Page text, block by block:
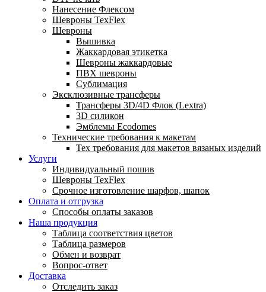
Нанесение Флексом
Шевроны TexFlex
Шевроны
Вышивка
Жаккардовая этикетка
Шевроны жаккардовые
ПВХ шевроны
Сублимация
Эксклюзивные трансферы
Трансферы 3D/4D Флок (Lextra)
3D силикон
Эмблемы Ecodomes
Технические требования к макетам
Тех требования для макетов вязаных изделий
Услуги
Индивидуальный пошив
Шевроны TexFlex
Срочное изготовление шарфов, шапок
Оплата и отгрузка
Способы оплаты заказов
Наша продукция
Таблица соответствия цветов
Таблица размеров
Обмен и возврат
Вопрос-ответ
Доставка
Отследить заказ